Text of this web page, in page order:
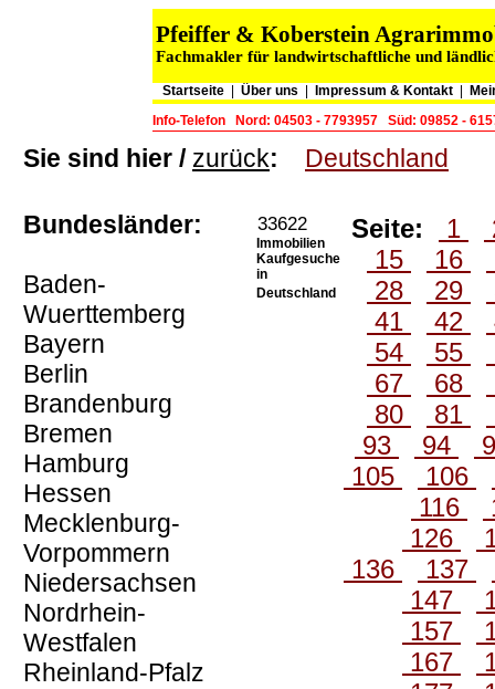
Pfeiffer & Koberstein
Fachmakler für landwirtschaftliche und
Startseite Über uns Impressum & Kontakt
Info-Telefon
Nord: 04503 - 7793957 Süd: 09852 -
Sie sind hier / zurück: Deutschland
Bundesländer:
Baden-
Wuerttemberg
Bayern
Berlin
Brandenburg
Bremen
Hamburg
Hessen
Mecklenburg-
Vorpommern
Niedersachsen
Nordrhein-
Westfalen
Rheinland-Pfalz
33622
Immobilien
Kaufgesuche
in
Deutschland
Seite: 1
15
16
28
29
41
42
54
55
67
68
80
81
93
94
105
106
116
126
136
137
147
157
167